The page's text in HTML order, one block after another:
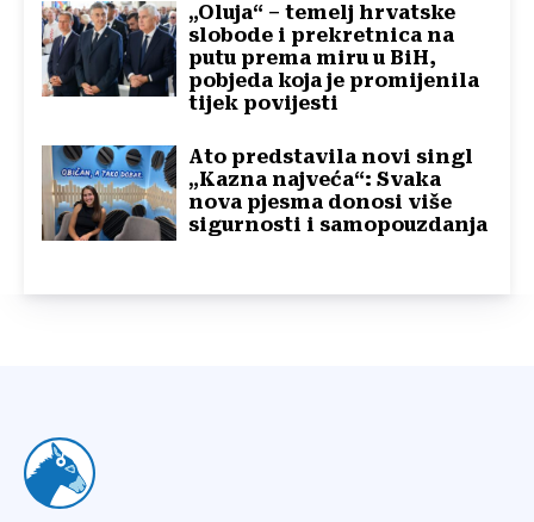
„Oluja“ – temelj hrvatske
slobode i prekretnica na
putu prema miru u BiH,
pobjeda koja je promijenila
tijek povijesti
Ato predstavila novi singl
„Kazna najveća“: Svaka
nova pjesma donosi više
sigurnosti i samopouzdanja